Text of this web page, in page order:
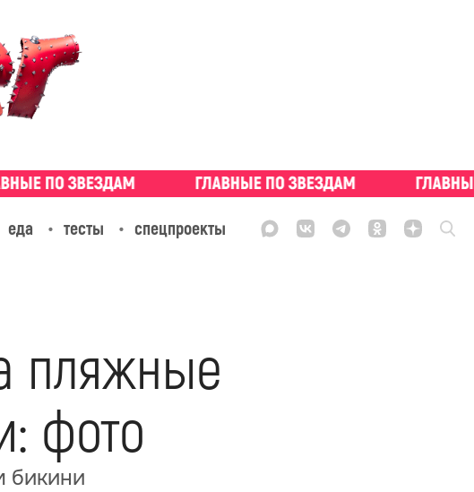
еда тесты спецпроекты
пляжные
фото
бикини